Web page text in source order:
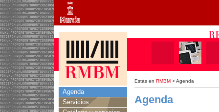
Estás en RMBM > Agenda
Agenda
Servicios
Agenda